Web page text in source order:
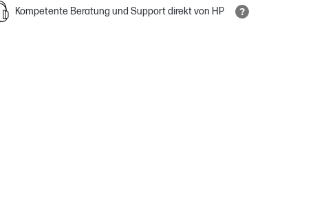
Kompetente Beratung und Support direkt von HP